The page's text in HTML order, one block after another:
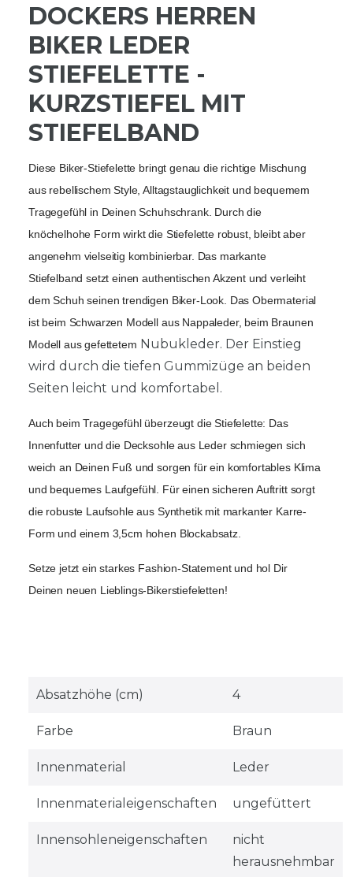
DOCKERS HERREN
BIKER LEDER
STIEFELETTE -
KURZSTIEFEL MIT
STIEFELBAND
Diese Biker-Stiefelette bringt genau die richtige Mischung
aus rebellischem Style, Alltagstauglichkeit und bequemem
Tragegefühl in Deinen Schuhschrank. Durch die
knöchelhohe Form wirkt die Stiefelette robust, bleibt aber
angenehm vielseitig kombinierbar. Das markante
Stiefelband setzt einen authentischen Akzent und verleiht
dem Schuh seinen trendigen Biker-Look. Das Obermaterial
ist beim Schwarzen Modell aus Nappaleder, beim Braunen
Modell aus gefettetem Nubukleder. Der Einstieg
wird durch die tiefen Gummizüge an beiden
Seiten leicht und komfortabel.
Auch beim Tragegefühl überzeugt die Stiefelette: Das
Innenfutter und die Decksohle aus Leder schmiegen sich
weich an Deinen Fuß und sorgen für ein komfortables Klima
und bequemes Laufgefühl. Für einen sicheren Auftritt sorgt
die robuste Laufsohle aus Synthetik mit markanter Karre-
Form und einem 3,5cm hohen Blockabsatz.
Setze jetzt ein starkes Fashion-Statement und hol Dir
Deinen neuen Lieblings-Bikerstiefeletten!
Absatzhöhe (cm) 4
Farbe Braun
Innenmaterial Leder
Innenmaterialeigenschaften ungefüttert
Innensohleneigenschaften
nicht
herausnehmbar